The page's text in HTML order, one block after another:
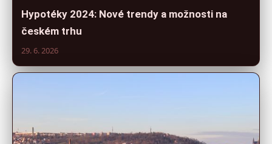
Hypotéky 2024: Nové trendy a možnosti na
českém trhu
29. 6. 2026